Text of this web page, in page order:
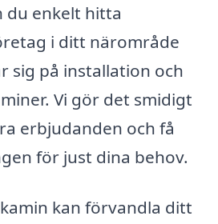
du enkelt hitta
i ditt närområde
sig på installation och
Vi gör det smidigt
erbjudanden och få
för just dina behov.
kan förvandla ditt